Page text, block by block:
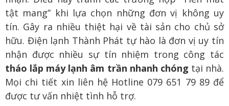
tật mang” khi lựa chọn những đơn vị không uy
tín. Gây ra nhiều thiệt hại về tài sản cho chủ sở
hữu. Điện lạnh Thành Phát tự hào là đơn vị uy tín
nhận được nhiều sự tín nhiệm trong công tác
tháo lắp máy lạnh âm trần nhanh chóng tại nhà.
Mọi chi tiết xin liên hệ Hotline 079 651 79 89 để
được tư vấn nhiệt tình hỗ trợ.